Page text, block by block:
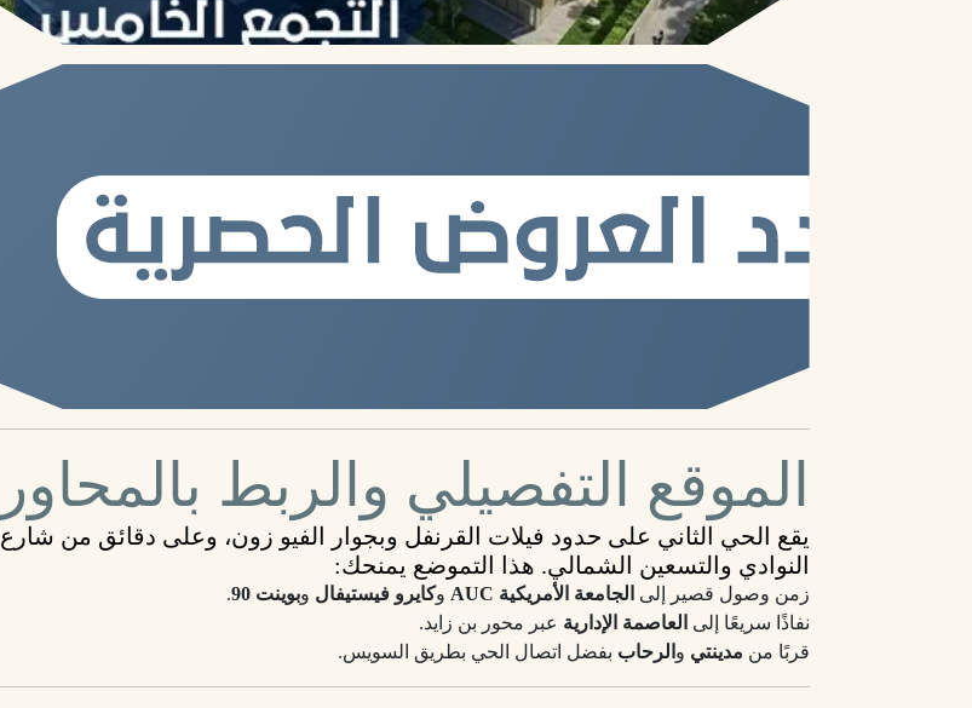
الموقع التفصيلي والربط بالمحاور
يقع الحي الثاني على حدود فيلات القرنفل وبجوار الفيو زون، وعلى دقائق من شارع
النوادي و التسعين الشمالي. هذا التموضع يمنحك:
زمن وصول قصير إلى الجامعة الأمريكية AUC وكايرو فيستيفال وبوينت 90
.
نفاذًا سريعًا إلى العاصمة الإدارية عبر محور بن زايد.
قربًا من مدينتي و الرحاب بفضل اتصال الحي بطريق السويس.